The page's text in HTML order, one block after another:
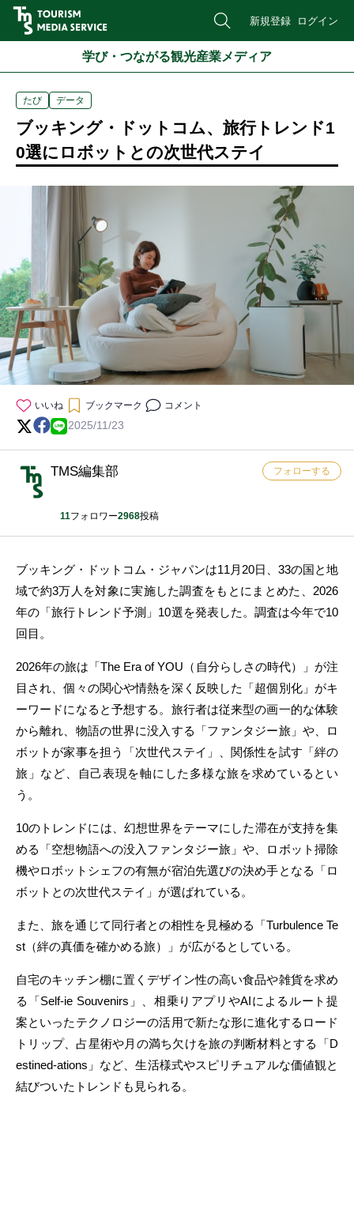
新規登録 ログイン
学び・つながる観光産業メディア
たび データ
ブッキング・ドットコム、旅行トレンド1
0選にロボットとの次世代ステイ
いいね ブックマーク コメント
2025/11/23
TMS編集部
11フォロワー2968投稿
フォローする
ブッキング・ドットコム・ジャパンは11月20日、33の国と地
域で約3万人を対象に実施した調査をもとにまとめた、2026
年の「旅行トレンド予測」10選を発表した。調査は今年で10
回目。
2026年の旅は「The Era of YOU（自分らしさの時代）」が注
目され、個々の関心や情熱を深く反映した「超個別化」がキ
ーワードになると予想する。旅行者は従来型の画一的な体験
から離れ、物語の世界に没入する「ファンタジー旅」や、ロ
ボットが家事を担う「次世代ステイ」、関係性を試す「絆の
旅」など、自己表現を軸にした多様な旅を求めているとい
う。
10のトレンドには、幻想世界をテーマにした滞在が支持を集
める「空想物語への没入ファンタジー旅」や、ロボット掃除
機やロボットシェフの有無が宿泊先選びの決め手となる「ロ
ボットとの次世代ステイ」が選ばれている。
また、旅を通じて同行者との相性を見極める「Turbulence Te
st（絆の真価を確かめる旅）」が広がるとしている。
自宅のキッチン棚に置くデザイン性の高い食品や雑貨を求め
る「Self-ie Souvenirs」、相乗りアプリやAIによるルート提
案といったテクノロジーの活用で新たな形に進化するロード
トリップ、占星術や月の満ち欠けを旅の判断材料とする「D
estined-ations」など、生活様式やスピリチュアルな価値観と
結びついたトレンドも見られる。